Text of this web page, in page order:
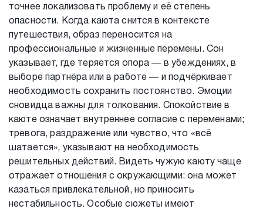
точнее локализовать проблему и её степень
опасности. Когда каюта снится в контексте
путешествия, образ переносится на
профессиональные и жизненные перемены. Сон
указывает, где теряется опора — в убеждениях, в
выборе партнёра или в работе — и подчёркивает
необходимость сохранить постоянство. Эмоции
сновидца важны для толкования. Спокойствие в
каюте означает внутреннее согласие с переменами;
тревога, раздражение или чувство, что «всё
шатается», указывают на необходимость
решительных действий. Видеть чужую каюту чаще
отражает отношения с окружающими: она может
казаться привлекательной, но приносить
нестабильность. Особые сюжеты имеют